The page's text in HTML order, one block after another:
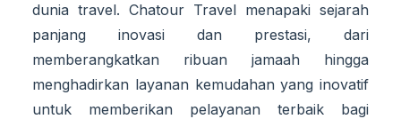
dunia travel. Chatour Travel menapaki sejarah
panjang inovasi dan prestasi, dari
memberangkatkan ribuan jamaah hingga
menghadirkan layanan kemudahan yang inovatif
untuk memberikan pelayanan terbaik bagi